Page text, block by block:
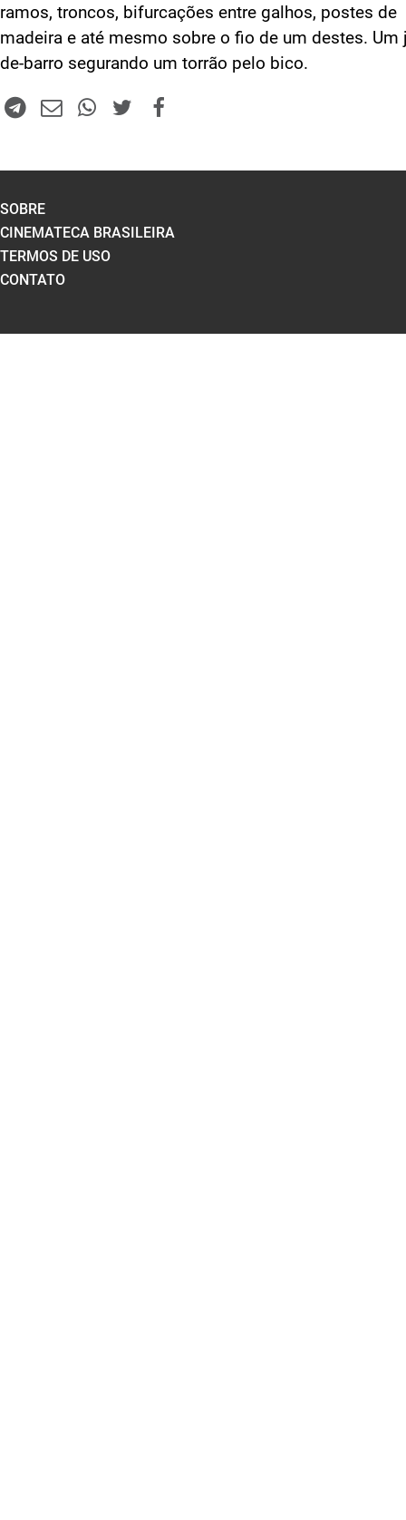
ramos, troncos, bifurcações entre galhos, postes de
madeira e até mesmo sobre o fio de um destes. Um
de-barro segurando um torrão pelo bico.
SOBRE
CINEMATECA BRASILEIRA
TERMOS DE USO
CONTATO